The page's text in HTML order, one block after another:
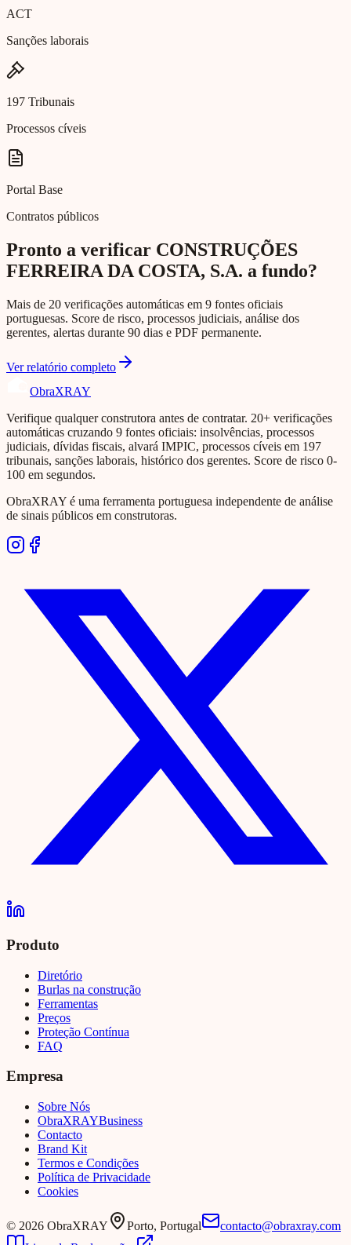
ACT
Sanções laborais
197 Tribunais
Processos cíveis
Portal Base
Contratos públicos
Pronto a verificar CONSTRUÇÕES
FERREIRA DA COSTA, S.A. a fundo?
Mais de 20 verificações automáticas em 9 fontes oficiais
portuguesas. Score de risco, processos judiciais, análise dos
gerentes, alertas durante 90 dias e PDF permanente.
Ver relatório completo
ObraXRAY
Verifique qualquer construtora antes de contratar. 20+ verificações
automáticas cruzando 9 fontes oficiais: insolvências, processos
judiciais, dívidas fiscais, alvará IMPIC, processos cíveis em 197
tribunais, sanções laborais, histórico dos gerentes. Score de risco 0-
100 em segundos.
ObraXRAY é uma ferramenta portuguesa independente de análise
de sinais públicos em construtoras.
Produto
Diretório
Burlas na construção
Ferramentas
Preços
Proteção Contínua
FAQ
Empresa
Sobre Nós
ObraXRAYBusiness
Contacto
Brand Kit
Termos e Condições
Política de Privacidade
Cookies
© 2026 ObraXRAY Porto, Portugal
contacto@obraxray.com